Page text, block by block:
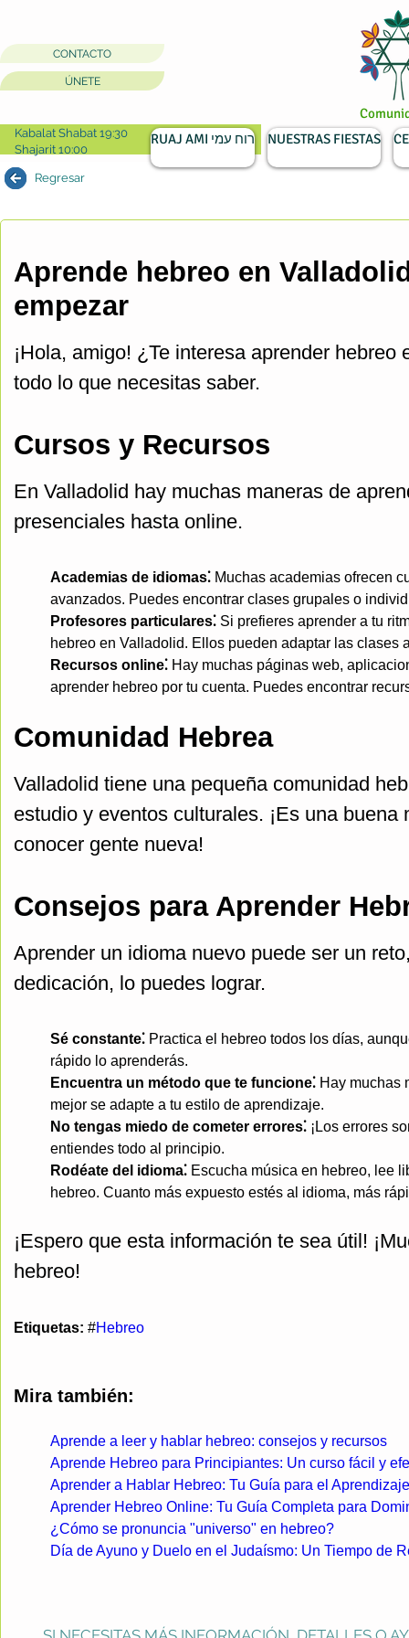
CONTACTO
ÚNETE
Kabalat Shabat 19:30
Shajarit 10:00
Regresar
Aprende hebreo en
empezar
¡Hola, amigo! ¿Te interesa aprender
todo lo que necesitas saber.
Cursos y Recursos
En Valladolid hay muchas maneras de
presenciales hasta online.
Academias de idiomas⁚ Muchas academias ofrecen
avanzados. Puedes encontrar clases grupales o
Profesores particulares⁚ Si prefieres aprender a tu
hebreo en Valladolid. Ellos pueden adaptar las clases
Recursos online⁚ Hay muchas páginas web,
aprender hebreo por tu cuenta. Puedes encontrar
Comunidad Hebrea
Valladolid tiene una pequeña comunidad
estudio y eventos culturales. ¡Es una
conocer gente nueva!
Consejos para Aprender
Aprender un idioma nuevo puede ser un
dedicación, lo puedes lograr.
Sé constante⁚ Practica el hebreo todos los días,
rápido lo aprenderás.
Encuentra un método que te funcione⁚ Hay muchas
mejor se adapte a tu estilo de aprendizaje.
No tengas miedo de cometer errores⁚ ¡Los errores
entiendes todo al principio.
Rodéate del idioma⁚ Escucha música en hebreo, lee
hebreo. Cuanto más expuesto estés al idioma, más
¡Espero que esta información te sea útil!
hebreo!
Etiquetas: #Hebreo
Mira también:
Aprende a leer y hablar hebreo: consejos y recursos
Aprende Hebreo para Principiantes: Un curso fácil y
Aprender a Hablar Hebreo: Tu Guía para el Aprendizaje
Aprender Hebreo Online: Tu Guía Completa para
¿Cómo se pronuncia "universo" en hebreo?
Día de Ayuno y Duelo en el Judaísmo: Un Tiempo de
RUAJ AMI רוח עמי NUESTRAS FIESTAS